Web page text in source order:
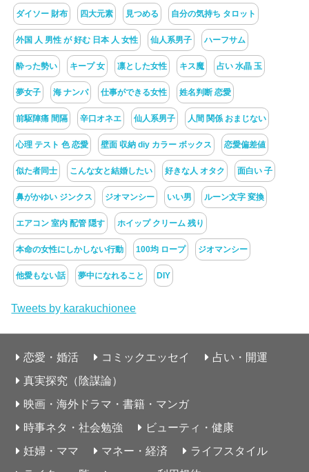
ダイソー 財布 四大元素 見つめる 自分の気持ち タロット
外国 人 男性 が 好む 日本 人 女性 仙人系男子 ハーフサム
酔った勢い キープ 女 凛とした女性 キス魔 占い 水晶 玉
夢女子 海 ナンパ 仕事ができる女性 姓名判断 恋愛
前駆陣痛 間隔 辛口オネエ 仙人系男子 人間 関係 おまじない
心理 テスト 色 恋愛 壁面 収納 diy カラー ボックス 恋愛偏差値
似た者同士 こんな女と結婚したい 好きな人 オタク 面白い 子
鼻がかゆい ジンクス ジオマンシー いい男 ルーン文字 変換
エアコン 室内 配管 隠す ホイップ クリーム 残り
本命の女性にしかしない行動 100均 ロープ ジオマンシー
他愛もない話 夢中になれること DIY
Tweets by karakuchionee
恋愛・婚活 コミックエッセイ
占い・開運
真実探究（陰謀論）
映画・海外ドラマ・書籍・マンガ
時事ネタ・社会勉強
ビューティ・健康
妊婦・ママ
マネー・経済
ライフスタイル